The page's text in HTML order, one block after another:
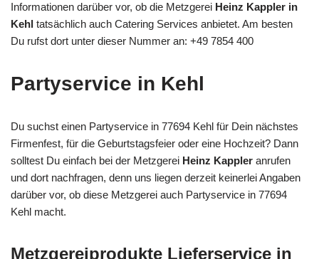
Informationen darüber vor, ob die Metzgerei Heinz Kappler in
Kehl tatsächlich auch Catering Services anbietet. Am besten
Du rufst dort unter dieser Nummer an: +49 7854 400
Partyservice in Kehl
Du suchst einen Partyservice in 77694 Kehl für Dein nächstes
Firmenfest, für die Geburtstagsfeier oder eine Hochzeit? Dann
solltest Du einfach bei der Metzgerei Heinz Kappler anrufen
und dort nachfragen, denn uns liegen derzeit keinerlei Angaben
darüber vor, ob diese Metzgerei auch Partyservice in 77694
Kehl macht.
Metzgereiprodukte Lieferservice in